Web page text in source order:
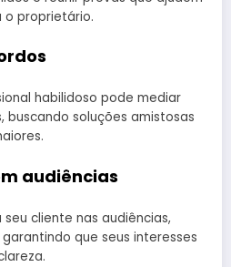
o proprietário.
habilidoso pode mediar
soluções amistosas
audiências
cliente nas audiências,
que seus interesses